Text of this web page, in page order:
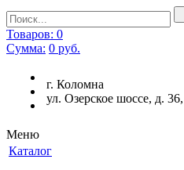
Товаров: 0
Сумма: 0 руб.
г. Коломна
ул. Озерское шоссе, д.
Меню
Каталог